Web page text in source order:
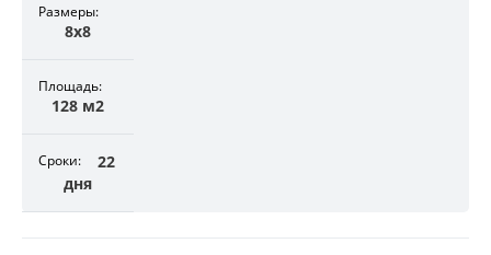
Размеры:
8х8
Площадь:
128 м2
Сроки:
22
дня